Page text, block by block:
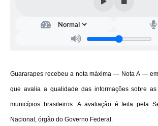
Guararapes recebeu a nota máxima — Nota A —
que avalia a qualidade das informações sobre
municípios brasileiros. A avaliação é feita pela
Nacional, órgão do Governo Federal.